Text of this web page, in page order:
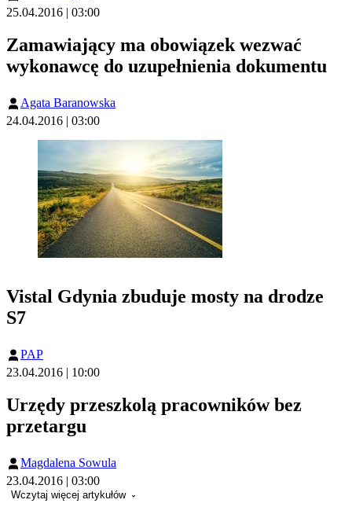
25.04.2016 | 03:00
Zamawiający ma obowiązek wezwać
wykonawcę do uzupełnienia dokumentu
Agata Baranowska
24.04.2016 | 03:00
Vistal Gdynia zbuduje mosty na drodze
S7
PAP
23.04.2016 | 10:00
Urzędy przeszkolą pracowników bez
przetargu
Magdalena Sowula
23.04.2016 | 03:00
Wczytaj więcej artykułów